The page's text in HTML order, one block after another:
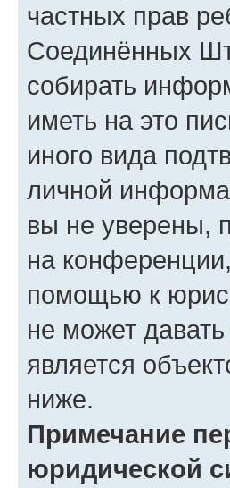
частных прав
Соединённых
собирать
иметь на это
иного вида
личной
вы не уверены,
на
помощью к
не может
является
ниже.
Примечание
юридической